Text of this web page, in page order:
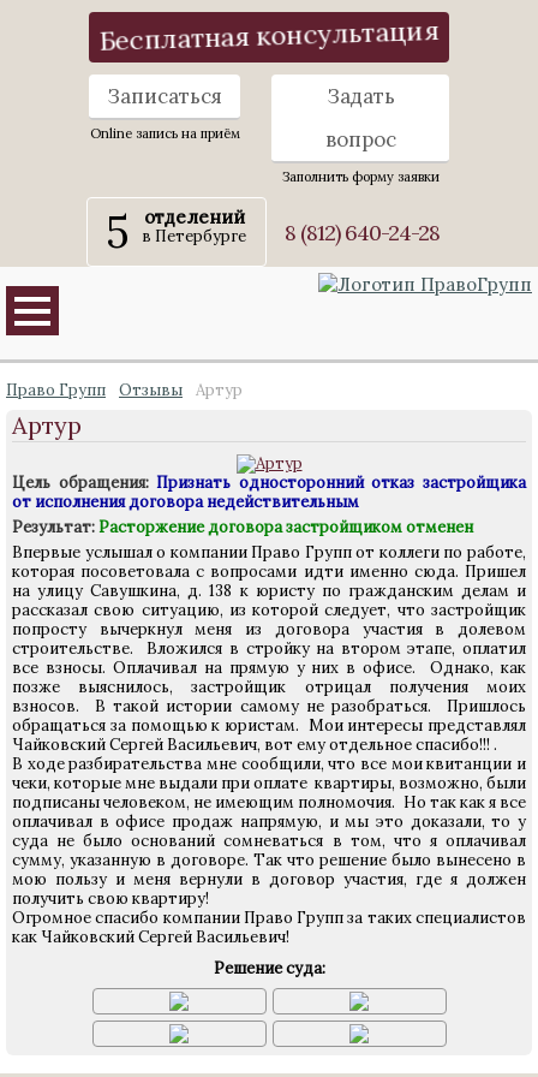
Бесплатная консультация
Записаться
Online запись на приём
Задать
вопрос
Заполнить форму заявки
5 отделений
в Петербурге 8 (812) 640-24-28
Право Групп Отзывы Артур
Артур
Цель обращения:Признать односторонний отказ застройщика
от исполнения договора недействительным
Результат:Расторжение договора застройщиком отменен
Впервые услышал о компании Право Групп от коллеги по работе,
которая посоветовала с вопросами идти именно сюда. Пришел
на улицу Савушкина, д. 138 к юристу по гражданским делам и
рассказал свою ситуацию, из которой следует, что застройщик
попросту вычеркнул меня из договора участия в долевом
строительстве. Вложился в стройку на втором этапе, оплатил
все взносы. Оплачивал на прямую у них в офисе. Однако, как
позже выяснилось, застройщик отрицал получения моих
взносов. В такой истории самому не разобраться. Пришлось
обращаться за помощью к юристам. Мои интересы представлял
Чайковский Сергей Васильевич, вот ему отдельное спасибо!!! .
В ходе разбирательства мне сообщили, что все мои квитанции и
чеки, которые мне выдали при оплате квартиры, возможно, были
подписаны человеком, не имеющим полномочия. Но так как я все
оплачивал в офисе продаж напрямую, и мы это доказали, то у
суда не было оснований сомневаться в том, что я оплачивал
сумму, указанную в договоре. Так что решение было вынесено в
мою пользу и меня вернули в договор участия, где я должен
получить свою квартиру!
Огромное спасибо компании Право Групп за таких специалистов
как Чайковский Сергей Васильевич!
Решение суда: